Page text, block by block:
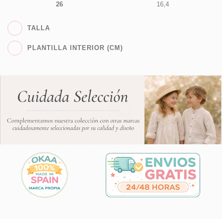
26
16,4
TALLA
PLANTILLA INTERIOR (CM)